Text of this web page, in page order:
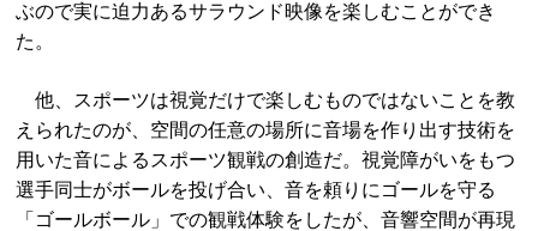
ぶので実に迫力あるサラウンド映像を楽しむことができ
た。
他、スポーツは視覚だけで楽しむものではないことを教
えられたのが、空間の任意の場所に音場を作り出す技術を
用いた音によるスポーツ観戦の創造だ。視覚障がいをもつ
選手同士がボールを投げ合い、音を頼りにゴールを守る
「ゴールボール」での観戦体験をしたが、音響空間が再現